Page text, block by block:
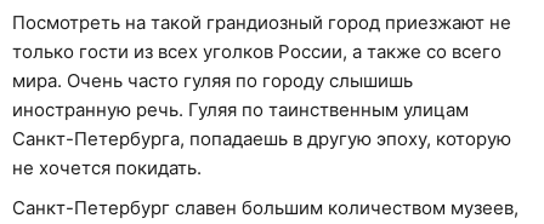
Посмотреть на такой грандиозный город приезжают не
только гости из всех уголков России, а также со всего
мира. Очень часто гуляя по городу слышишь
иностранную речь. Гуляя по таинственным улицам
Санкт-Петербурга, попадаешь в другую эпоху, которую
не хочется покидать.
Санкт-Петербург славен большим количеством музеев,